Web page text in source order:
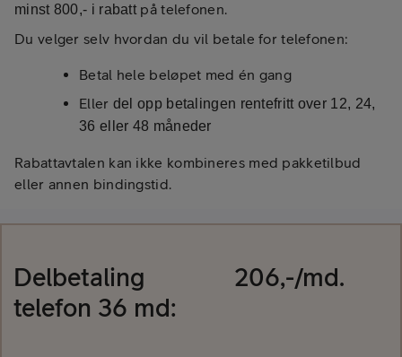
minst 800,- i rabatt på telefonen.
Du velger selv hvordan du vil betale for telefonen:
Betal hele beløpet med én gang
Eller del opp betalingen rentefritt over 12, 24,
36 eller 48 måneder
Rabattavtalen kan ikke kombineres med pakketilbud
eller annen bindingstid.
Delbetaling
telefon 36 md:
206,-/md.